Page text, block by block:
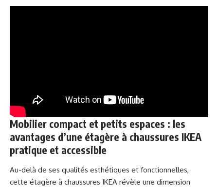
Mobilier compact et petits espaces : les
avantages d’une étagère à chaussures IKEA
pratique et accessible
Au-delà de ses qualités esthétiques et fonctionnelles,
cette étagère à chaussures IKEA révèle une dimension